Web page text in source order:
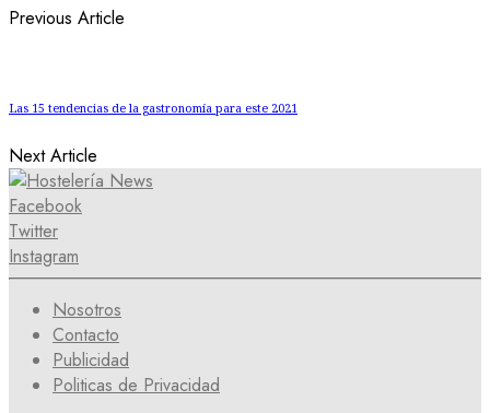
Previous Article
Las 15 tendencias de la gastronomía para este 2021
Next Article
Facebook
Twitter
Instagram
Nosotros
Contacto
Publicidad
Politicas de Privacidad